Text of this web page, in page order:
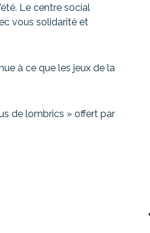
Le centre social
vous solidarité et
à ce que les jeux de la
de lombrics » offert par